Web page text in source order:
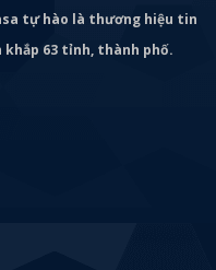
tự hào là thương hiệu tin
63 tỉnh, thành phố.